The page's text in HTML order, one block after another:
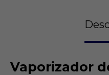
Vaporizador